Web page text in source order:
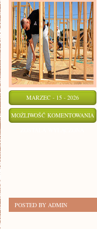
MARZEC - 15 - 2026
MOŻLIWOŚĆ KOMENTOWANIA
POSTED BY ADMIN